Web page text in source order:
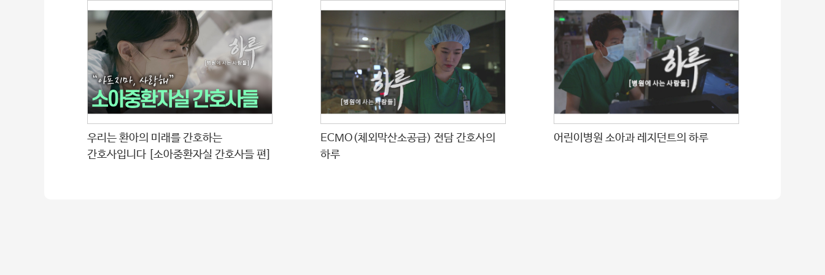
우리는 환아의 미래를 간호하는
간호사입니다 [소아중환자실 간호사들 편]
ECMO(체외막산소공급) 전담 간호사의
하루
어린이병원 소아과 레지던트의 하루